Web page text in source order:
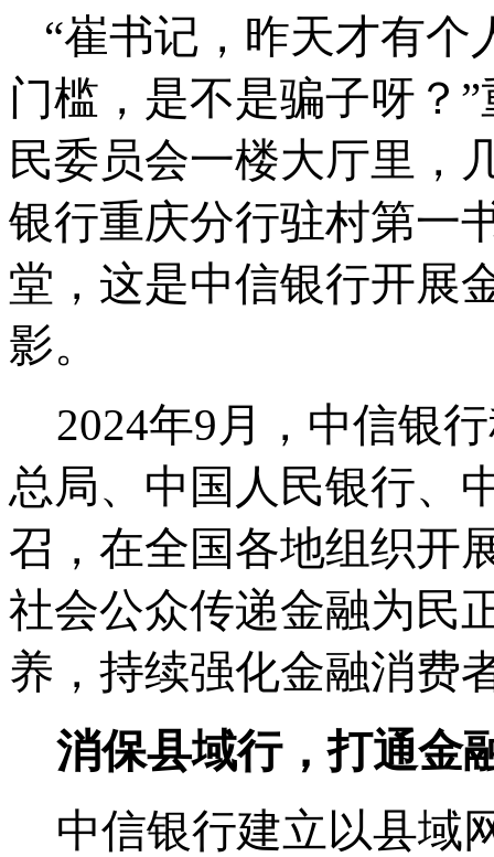
“崔书记，昨天才有
门槛，是不是骗子呀？
民委员会一楼大厅里，
银行重庆分行驻村第一
堂，这是中信银行开展
影。
2024年9月，中信银
总局、中国人民银行、
召，在全国各地组织开
社会公众传递金融为民
养，持续强化金融消费
消保县域行，打通金
中信银行建立以县域